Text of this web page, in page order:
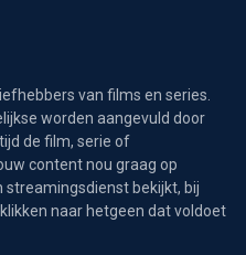
van films en series.
worden aangevuld door
de film, serie of
content nou graag op
streamingsdienst bekijkt, bij
naar hetgeen dat voldoet